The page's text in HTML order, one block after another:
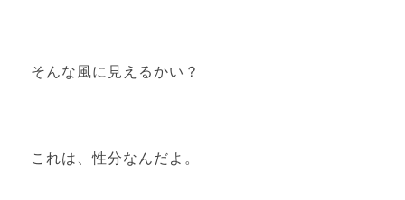
そんな風に見えるかい？
これは、性分なんだよ。